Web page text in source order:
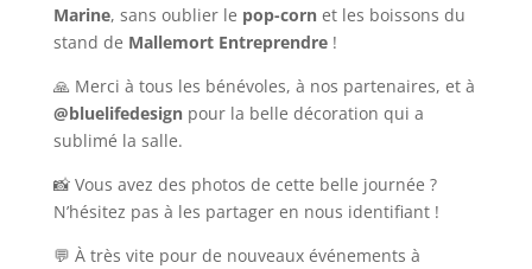
Marine, sans oublier le pop-cornet les boissons du
stand de Mallemort Entreprendre!
🙏 Merci à tous les bénévoles, à nos partenaires, et à
@bluelifedesignpour la belle décoration qui a
sublimé la salle.
📸 Vous avez des photos de cette belle journée ?
N’hésitez pas à les partager en nous identifiant !
💬 À très vite pour de nouveaux événements à